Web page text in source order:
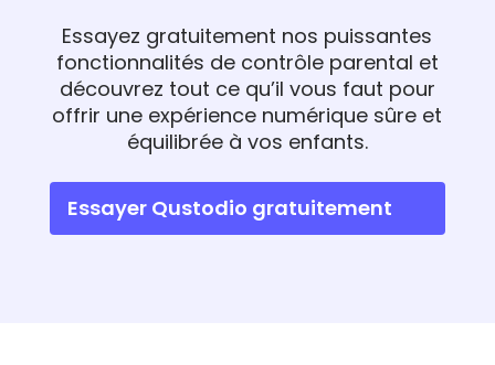
Essayez gratuitement nos puissantes
fonctionnalités de contrôle parental et
découvrez tout ce qu’il vous faut pour
offrir une expérience numérique sûre et
équilibrée à vos enfants.
Essayer Qustodio gratuitement